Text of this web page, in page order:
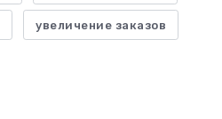
увеличение заказов